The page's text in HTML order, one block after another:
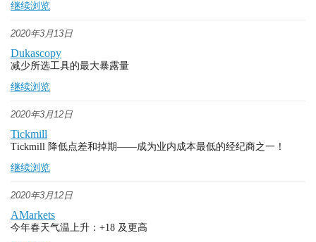
继续浏览
2020年3月13日
Dukascopy
减少所选工具的最大暴露量
继续浏览
2020年3月12日
Tickmill
Tickmill 降低点差和掉期——成为业内成本最低的经纪商之一！
继续浏览
2020年3月12日
AMarkets
今年春天气温上升：+18 及更高